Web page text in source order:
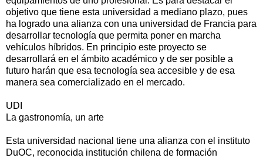
objetivo que tiene esta universidad a mediano plazo, pues
ha logrado una alianza con una universidad de Francia para
desarrollar tecnología que permita poner en marcha
vehículos híbridos. En principio este proyecto se
desarrollará en el ámbito académico y de ser posible a
futuro harán que esa tecnología sea accesible y de esa
manera sea comercializado en el mercado.
UDI
La gastronomía, un arte
Esta universidad nacional tiene una alianza con el instituto
DuOC, reconocida institución chilena de formación